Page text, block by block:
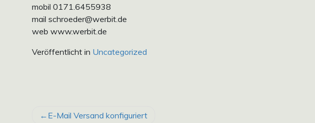
mobil 0171.6455938
mail schroeder@werbit.de
web www.werbit.de
Veröffentlicht in Uncategorized
BEITRAGSNAVIGATION
E-Mail Versand konfiguriert